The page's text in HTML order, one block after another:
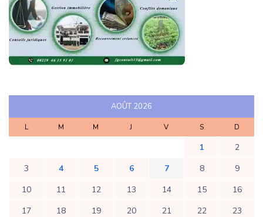
AOÛT 2026
L M M J V S D
1
2
3
4 5 6 7 8
9
10
11 12 13 14 15
16
17
18 19 20 21 22
23